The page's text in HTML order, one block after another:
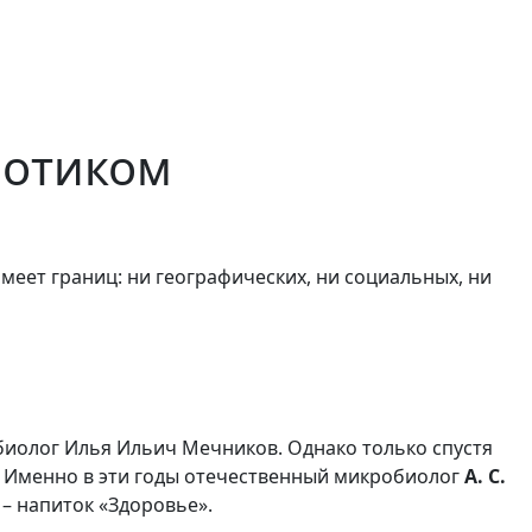
границ: ни географических, ни социальных, ни
Илья Ильич Мечников. Однако только спустя
в эти годы отечественный микробиологА. С.
напиток «Здоровье».